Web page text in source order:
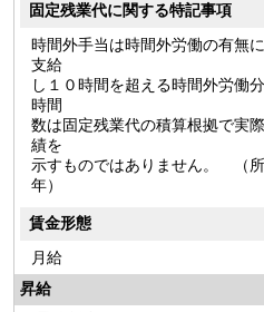
固定残業代に関する特記事項
時間外手当は時間外労働の有無
支給
し１０時間を超える時間外労働
時間
数は固定残業代の積算根拠で実
績を
示すものではありません。 （
年）
賃金形態
月給
昇給